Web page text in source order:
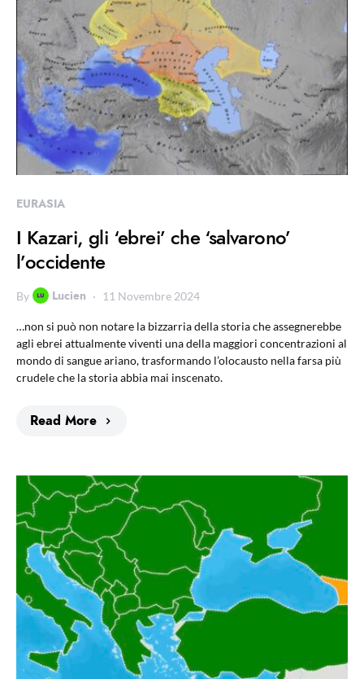
EURASIA
I Kazari, gli ‘ebrei’ che ‘salvarono’
l’occidente
By Lucien 11 Novembre 2024
…non si può non notare la bizzarria della storia che assegnerebbe
agli ebrei attualmente viventi una della maggiori concentrazioni al
mondo di sangue ariano, trasformando l’olocausto nella farsa più
crudele che la storia abbia mai inscenato.
Read More